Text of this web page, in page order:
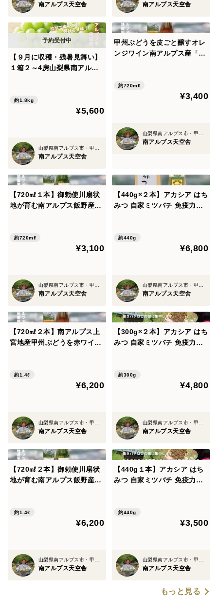
南アルプス天空舎 南アルプス天空舎
【９月に収穫・残暑見舞い】
１箱２～4房山梨県南アルプ
約1.8kg
¥5,600
南アルプス天空舎
甲州ぶどうを皮ごと醸すオレ
ンジワイン南アルプス産「天
約720mℓ
¥3,400
南アルプス天空舎
【720㎖１本】御勅使川扇状
地が育む南アルプス飯野産甲
約720mℓ
¥3,100
山梨県南アルプス市・甲州市勝沼町
南アルプス天空舎
【440g×２本】アカシア はち
みつ 自家ミツバチ 免疫力ア
約440g
¥6,800
山梨県南アルプス市・甲州市勝沼町
南アルプス天空舎
【720㎖２本】南アルプス上
宮地産甲州ぶどうを赤ワイン
約1.4ℓ
¥6,200
南アルプス天空舎
【300g×２本】アカシア はち
みつ 自家ミツバチ 免疫力ア
約300g
¥4,800
南アルプス天空舎
【720㎖２本】御勅使川扇状
地が育む南アルプス飯野産甲
約1.4ℓ
¥6,200
山梨県南アルプス市・甲州市勝沼町
南アルプス天空舎
【440g１本】アカシア はち
みつ 自家ミツバチ 免疫力ア
約440g
¥3,500
山梨県南アルプス市・甲州市勝沼町
南アルプス天空舎
もっと見る